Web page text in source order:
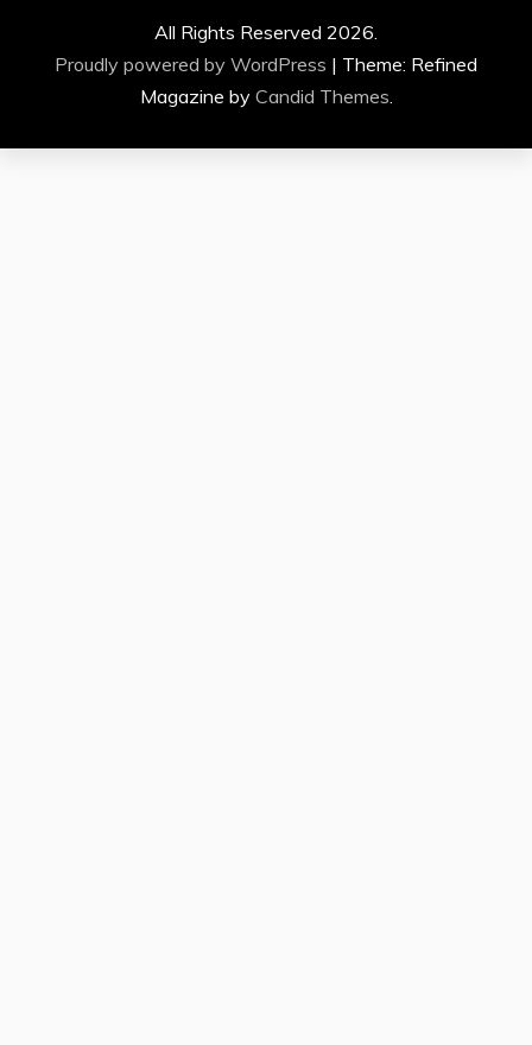
All Rights Reserved 2026.
Proudly powered by WordPress | Theme: Refined
Magazine by Candid Themes